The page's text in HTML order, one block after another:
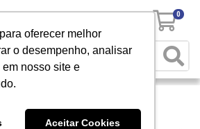
oferecer melhor
o desempenho, analisar
nosso site e
Aceitar Cookies
0